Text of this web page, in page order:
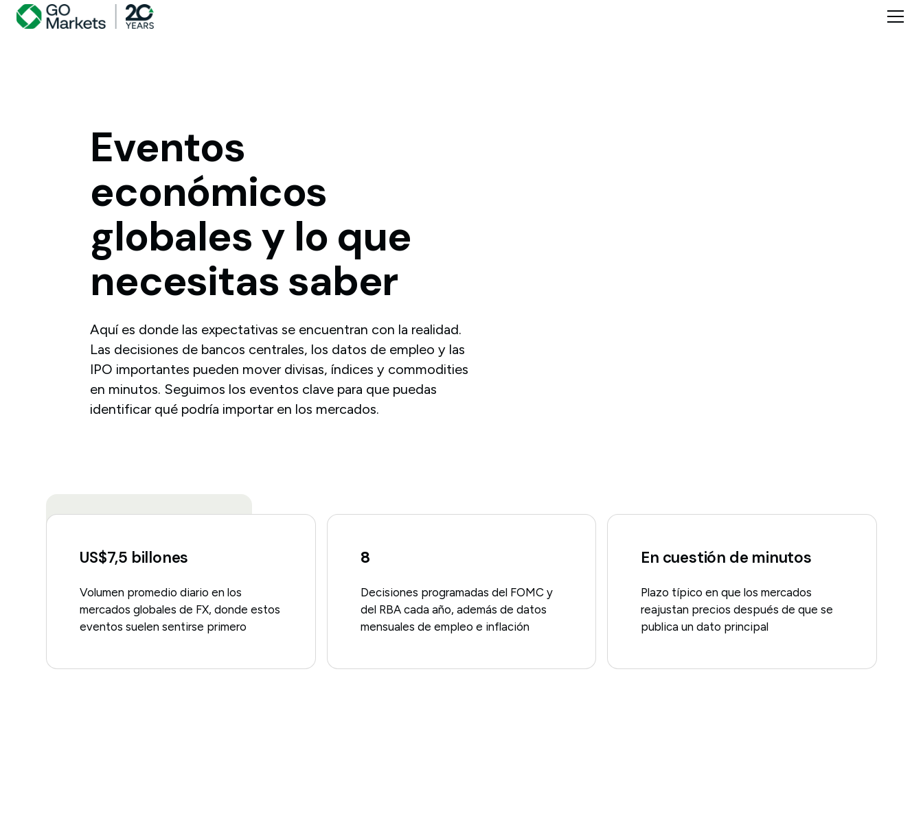
Eventos
económicos
globalesy lo que
necesitas saber
Aquí es donde las expectativas se encuentran con la realidad.
Las decisiones de bancos centrales, los datos de empleo y las
IPO importantes pueden mover divisas, índices y commodities
en minutos. Seguimos los eventos clave para que puedas
identificar qué podría importar en los mercados.
US$7,5 billones
Volumen promedio diario en los
mercados globales de FX, donde estos
eventos suelen sentirse primero
8
Decisiones programadas del FOMC y
del RBA cada año, además de datos
mensuales de empleo e inflación
En cuestión de minutos
Plazo típico en que los mercados
reajustan precios después de que se
publica un dato principal